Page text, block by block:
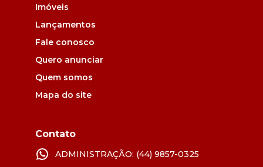
Imóveis
Lançamentos
Fale conosco
Quero anunciar
Quem somos
Mapa do site
Contato
ADMINISTRAÇÃO: (44) 9857-0325